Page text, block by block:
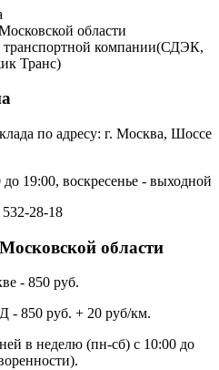
области
транспортной компании(СДЭК,
Транс)
по адресу: г. Москва, Шоссе
19:00, воскресенье - выходной
28-18
области
- 850 руб.
- 850 руб. + 20 руб/км.
в неделю (пн-сб) с 10:00 до